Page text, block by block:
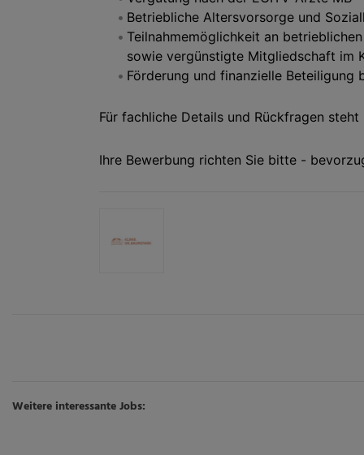
Betriebliche Altersvorsorge und
Teilnahmemöglichkeit an
sowie vergünstigte Mitgliedschaft im
Förderung und finanzielle Beteiligung
Für fachliche Details und Rückfragen
Ihre Bewerbung richten Sie bitte -
Weitere interessante Jobs: